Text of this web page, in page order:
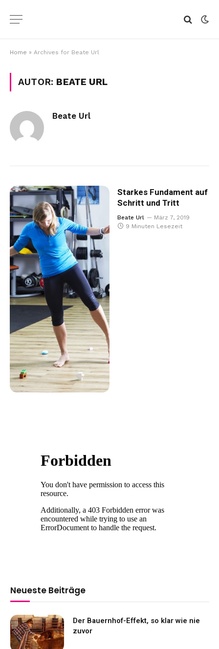
Home » Archives for Beate Url
AUTOR: BEATE URL
Beate Url
Starkes Fundament auf
Schritt und Tritt
Beate Url
März 7, 2019
9 Minuten Lesezeit
Neueste Beiträge
Der Bauernhof-Effekt, so klar wie nie
zuvor